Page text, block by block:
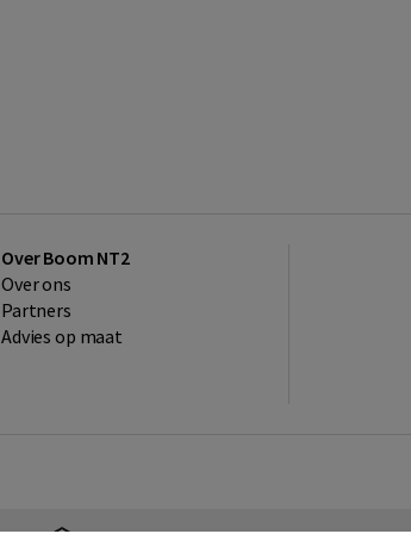
Over Boom NT2
Over ons
Partners
Advies op maat